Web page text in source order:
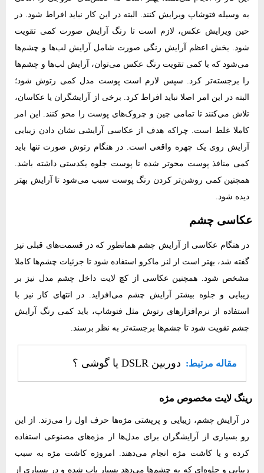
به وسیله فتوشاپ ویرایش کنند. البته در این کار نباید افراط شود. در
حین ویرایش عکس، لازم است تا رنگ آرایش صورت کمی تقویت
شود. بخش اعظم آرایش رنگی صورت شامل آرایش لب‌ها و چشم‌ها
می‌شود که با کمی تقویت رنگ عکس می‌توان، آرایش لب‌ها و چشم‌ها
را برجسته‌تر کرد. سپس لازم است پوست مدل کمی رتوش شود؛
البته در این امر اصلا نباید افراط کرد. برخی از آرایشگران یا عکاسان،
تلاش می‌کنند تا تمامی چین و چروک‌های پوست را محو کنند. این امر
کاملا غلط است. چراکه هدف از عکاسی آرایشی نشان دادن زیبایی
آرایش روی یک چهره واقعی است. در هنگام رتوش صورت تنها باید
کمی منافذ پوست محو‌تر شده تا پوست جلوه یکدستی داشته باشد.
همچنین کمی روشن‌تر کردن رنگ پوست سبب می‌شود تا آرایش بهتر
دیده شود.
عکاسی چشم
در هنگام عکاسی از آرایش چشم همانطور که در قسمت‌های قبلی نیز
گفته شد، بهتر است از لنز ماکرو استفاده شود تا جزئیات چشم‌ها کاملا
مشخص شود. همچنین عکاسی از کچ لایت داخل چشم مدل نیز بر
زیبایی و جلوه بیشتر آرایش چشم می‌افزاید. در انتهای کار نیز با
استفاده از نرم‌افزارهای رتوش مثل فتوشاپ، باید کمی رنگ آرایش
چشم تقویت شود تا چشم‌ها برجسته‌تر به نظر برسند.
مقاله مرتبط: دوربین DSLR یا گوشی ؟
رینگ لایت مخصوص مژه
در آرایش چشم، زیبایی و پرپشتی مژه‌ها حرف اول را می‌زند. از این
رو بسیاری از آرایشگران برای مدل‌ها از مژه‌های مصنوعی استفاده
کرده و یا کاشت مژه انجام می‌دهند. امروزه کاشت مژه به سبب
زیبایی و جلوه‌ای که به چشم‌ها می‌دهد بسیار باب شده و در بسیاری از